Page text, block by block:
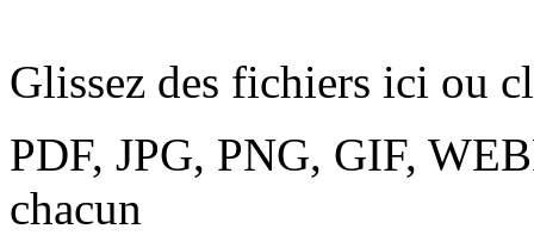
Glissez des fichiers ici ou
PDF, JPG, PNG, GIF,
chacun